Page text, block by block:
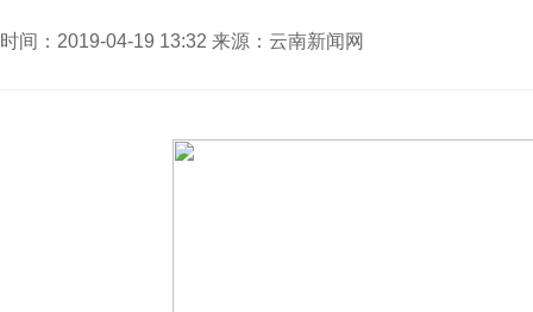
时间：2019-04-19 13:32 来源：云南新闻网